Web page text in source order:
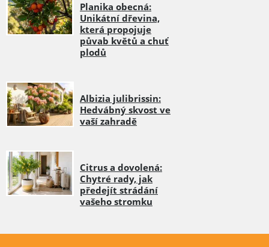
Planika obecná:
Unikátní dřevina,
která propojuje
půvab květů a chuť
plodů
Albizia julibrissin:
Hedvábný skvost ve
vaší zahradě
Citrus a dovolená:
Chytré rady, jak
předejít strádání
vašeho stromku